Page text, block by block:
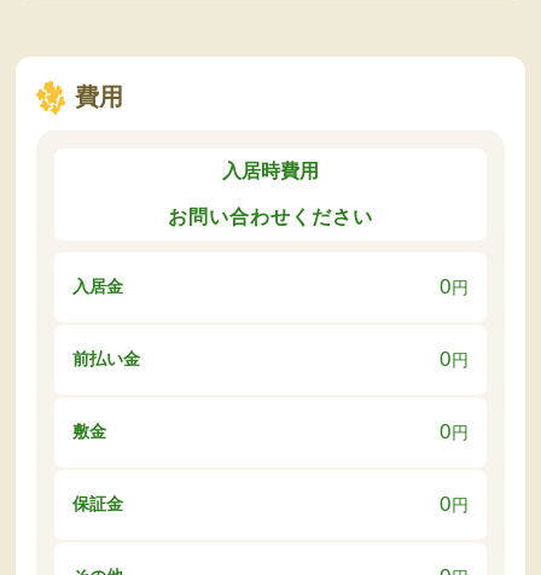
費用
入居時費用
お問い合わせください
入居金 0円
前払い金 0円
敷金 0円
保証金 0円